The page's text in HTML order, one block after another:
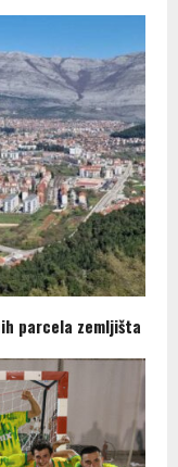
parcela zemljišta